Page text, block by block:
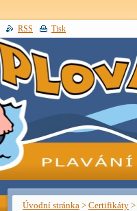
Úvodní stránka > Certifikáty >
RSS Tisk